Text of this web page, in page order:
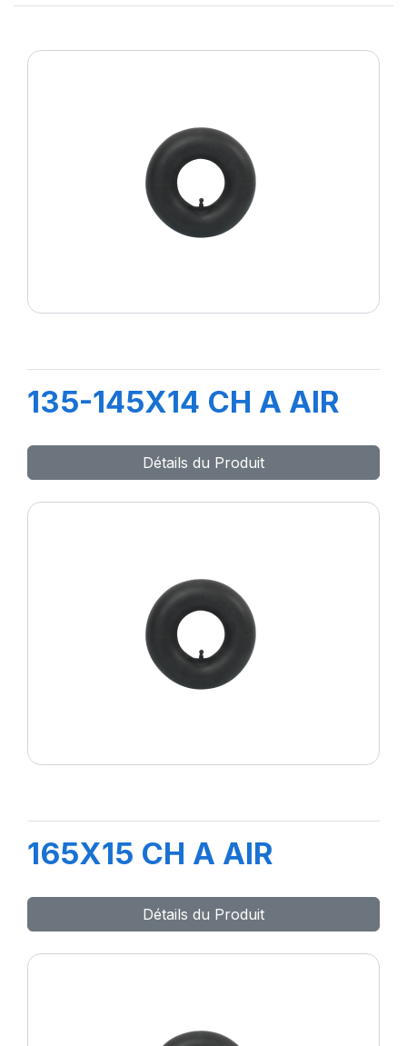
135-145X14 CH A AIR
Détails du Produit
165X15 CH A AIR
Détails du Produit